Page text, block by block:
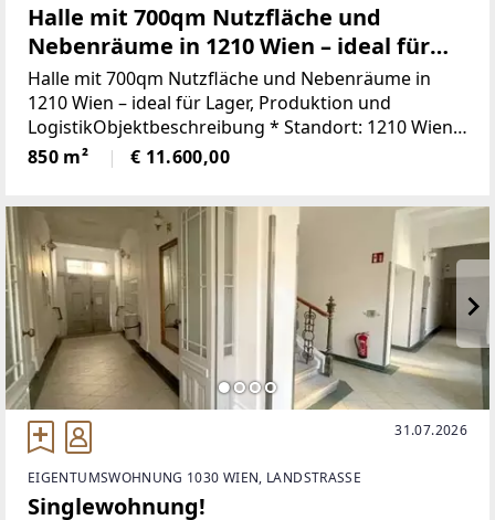
Halle mit 700qm Nutzfläche und
Nebenräume in 1210 Wien – ideal für
Lager, Produktion und Logistik
Halle mit 700qm Nutzfläche und Nebenräume in
1210 Wien – ideal für Lager, Produktion und
LogistikObjektbeschreibung * Standort: 1210 Wien *
Nutzfläche Halle: ca. 700qm, Deckenhöhe ca. 6 bis
7,2 m * Rampenbereich: 2 Rampen optimal
850 m² € 11.600,00
31.07.2026
EIGENTUMSWOHNUNG 1030 WIEN, LANDSTRASSE
Singlewohnung!